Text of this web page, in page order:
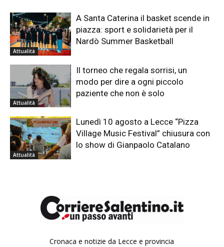
Attualità
A Santa Caterina il basket scende in
piazza: sport e solidarietà per il
Nardò Summer Basketball
Attualità
Il torneo che regala sorrisi, un
modo per dire a ogni piccolo
paziente che non è solo
Attualità
Lunedì 10 agosto a Lecce “Pizza
Village Music Festival” chiusura con
lo show di Gianpaolo Catalano
Cronaca e notizie da Lecce e provincia